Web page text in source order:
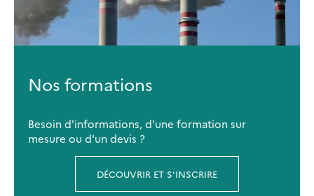
Nos formations
Besoin d'informations, d'une formation sur
mesure ou d'un devis ?
DÉCOUVRIR ET S'INSCRIRE